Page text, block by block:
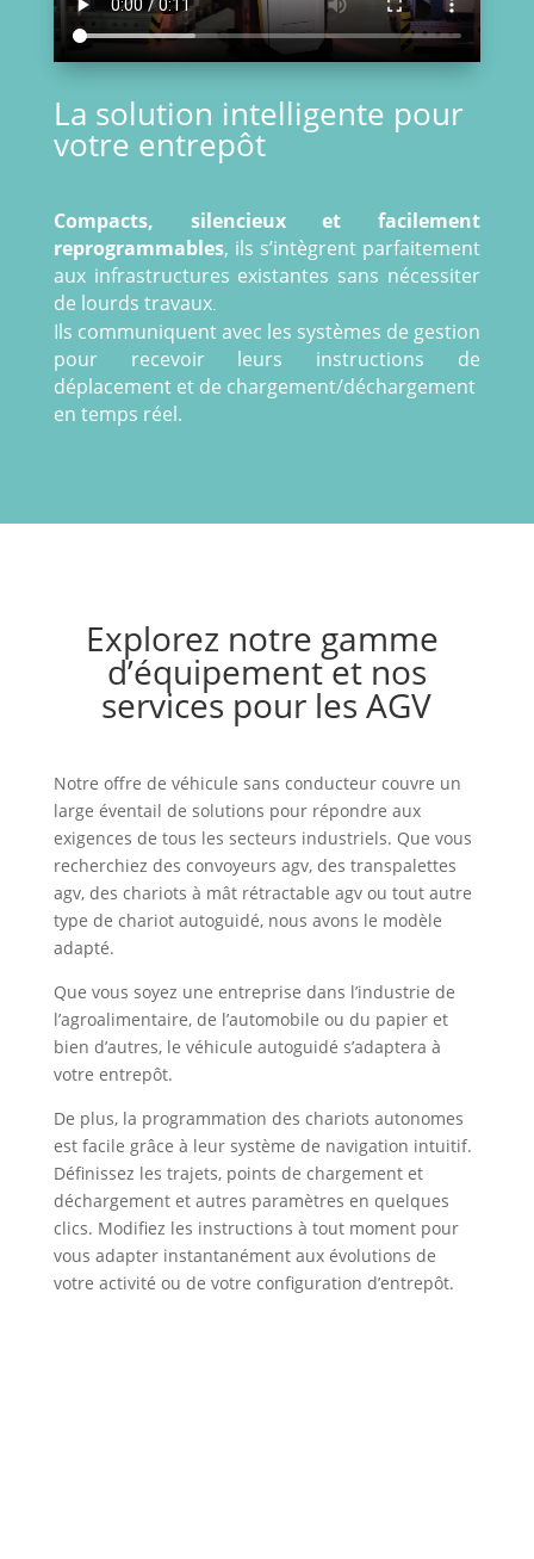
La solution intelligente pour
votre entrepôt
Compacts, silencieux et facilement
reprogrammables, ils s’intègrent parfaitement
aux infrastructures existantes sans nécessiter
de lourds travaux.
Ils communiquent avec les systèmes de gestion
pour recevoir leurs instructions de
déplacement et de chargement/déchargement
en temps réel.
Explorez notre gamme
d’équipement et nos
services pour les AGV
Notre offre de véhicule sans conducteur couvre un
large éventail de solutions pour répondre aux
exigences de tous les secteurs industriels. Que vous
recherchiez des convoyeurs agv, des transpalettes
agv, des chariots à mât rétractable agv ou tout autre
type de chariot autoguidé, nous avons le modèle
adapté.
Que vous soyez une entreprise dans l’industrie de
l’agroalimentaire, de l’automobile ou du papier et
bien d’autres, le véhicule autoguidé s’adaptera à
votre entrepôt.
De plus, la programmation des chariots autonomes
est facile grâce à leur système de navigation intuitif.
Définissez les trajets, points de chargement et
déchargement et autres paramètres en quelques
clics. Modifiez les instructions à tout moment pour
vous adapter instantanément aux évolutions de
votre activité ou de votre configuration d’entrepôt.